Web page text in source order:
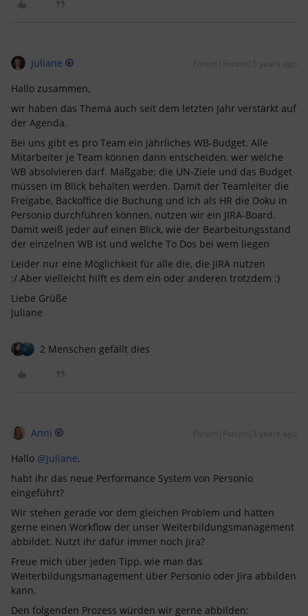
Juliane Forum|Forum|5 years ago
Hallo zusammen,
wir haben das Thema auch seit dem letzten Jahr verstärkt auf
der Agenda.
Bei uns gibt es pro Team ein jährliches WB-Budget. Alle
Mitarbeiter je Team können dann entscheiden, wer welche
WB absolvieren darf. Maßgabe: die UN-Ziele und das Budget
müssen im Blick behalten werden. Damit der Teamleiter die
Freigabe, Backoffice die Buchung und ich als HR die Doku in
Personio durchführen können, nutzen wir ein JIRA-Board.
Damit weiß jeder auf einen Blick, wie der Bearbeitungsstand
der einzelnen WB ist und welche To Dos bei wem liegen
Leider nur eine Möglichkeit für alle die, die JIRA nutzen
:/ Aber vielleicht hilft es dem ein oder anderen trotzdem :)
Liebe Grüße
Juliane
2 Menschen gefällt dies
Anni Forum|Forum|3 years ago
Hallo @Juliane,
habt ihr das neue Performance System von Personio
eingeführt?
Wir stehen gerade vor dem gleichen Problem und hätten
gerne einen Workflow der unser Weiterbildungsmanagement
abbildet. Nutzt ihr dafür immer noch Jira?
Freue mich über jeden Tipp, wie man das
Weiterbildungsmanagement über Personio oder Jira abbilden
kann.
Den folgenden Prozess würden wir gerne abbilden: